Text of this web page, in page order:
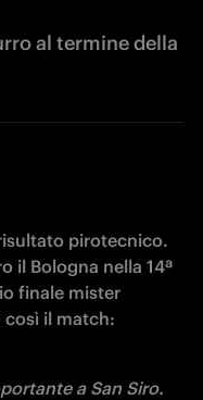
al termine della
pirotecnico.
il Bologna nella 14ª
finale mister
il match:
a San Siro.